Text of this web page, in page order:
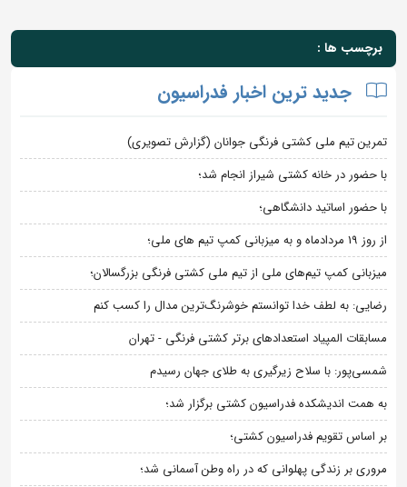
برچسب ها :
جدید ترین اخبار فدراسیون
تمرین تیم ملی کشتی فرنگی جوانان (گزارش تصویری)
با حضور در خانه کشتی شیراز انجام شد؛
با حضور اساتید دانشگاهی؛
از روز 19 مردادماه و به میزبانی کمپ تیم های ملی؛
میزبانی کمپ تیم‌های ملی از تیم ملی کشتی فرنگی بزرگسالان؛
رضایی: به لطف خدا توانستم خوشرنگ‌ترین مدال را کسب کنم
مسابقات المپیاد استعدادهای برتر کشتی فرنگی - تهران
شمسی‌پور: با سلاح زیرگیری به طلای جهان رسیدم
به همت اندیشکده فدراسیون کشتی برگزار شد؛
بر اساس تقویم فدراسیون کشتی؛
مروری بر زندگی پهلوانی که در راه وطن آسمانی شد؛